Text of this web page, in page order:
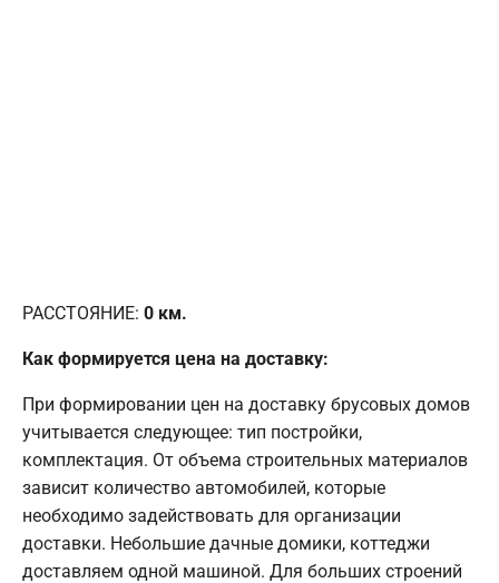
РАССТОЯНИЕ: 0 км.
Как формируется цена на доставку:
При формировании цен на доставку брусовых домов
учитывается следующее: тип постройки,
комплектация. От объема строительных материалов
зависит количество автомобилей, которые
необходимо задействовать для организации
доставки. Небольшие дачные домики, коттеджи
доставляем одной машиной. Для больших строений